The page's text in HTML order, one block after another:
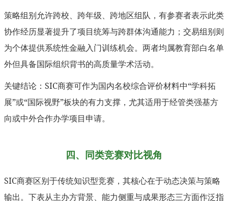
策略组别允许跨校、跨年级、跨地区组队，有参赛者表示此类
协作经历显著提升了项目统筹与跨群体沟通能力；交易组别则
为个体提供系统性金融入门训练机会。两者均属教育部白名单
外但具备国际组织背书的高质量学术活动。
关键结论：SIC商赛可作为国内名校综合评价材料中“学科拓
展”或“国际视野”板块的有力支撑，尤其适用于经管类强基方
向或中外合作办学项目申请。
四、同类竞赛对比视角
SIC商赛区别于传统知识型竞赛，其核心在于动态决策与策略
输出。下表从主办方背景、能力侧重与成果形态三方面作泛指